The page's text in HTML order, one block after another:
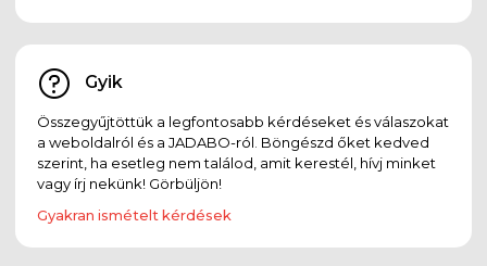
Gyik
Összegyűjtöttük a legfontosabb kérdéseket és válaszokat
a weboldalról és a JADABO-ról. Böngészd őket kedved
szerint, ha esetleg nem találod, amit kerestél, hívj minket
vagy írj nekünk! Görbüljön!
Gyakran ismételt kérdések